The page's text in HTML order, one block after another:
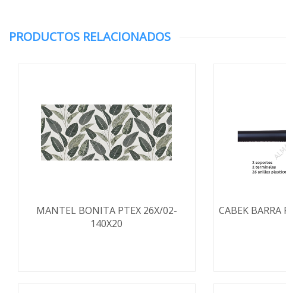
PRODUCTOS RELACIONADOS
MANTEL BONITA PTEX 26X/02-
140X20
CABEK BARRA